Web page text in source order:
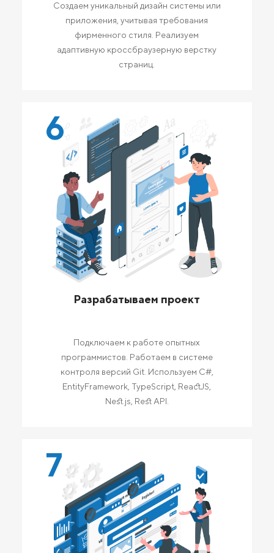
Создаем уникальный дизайн системы или
приложения, учитывая требования
фирменного стиля. Реализуем
адаптивную кроссбраузерную верстку
страниц.
6
Разрабатываем проект
Подключаем к работе опытных
программистов. Работаем в системе
контроля версий Git. Используем C#,
EntityFramework, TypeScript, ReactJS,
Nest.js, Rest API.
7